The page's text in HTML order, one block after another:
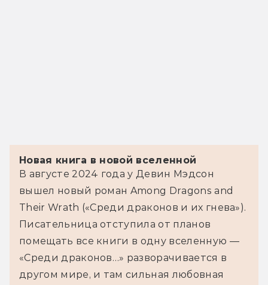
Новая книга в новой вселенной
В августе 2024 года у Девин Мэдсон
вышел новый роман Among Dragons and
Their Wrath («Среди драконов и их гнева»).
Писательница отступила от планов
помещать все книги в одну вселенную —
«Среди драконов…» разворачивается в
другом мире, и там сильная любовная